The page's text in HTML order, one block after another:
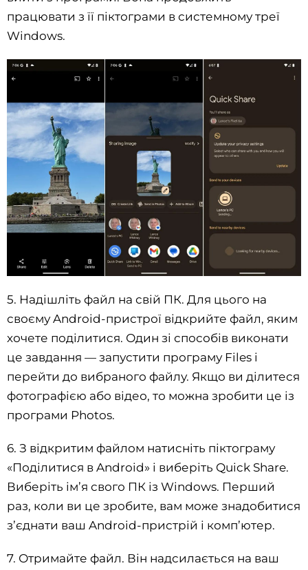
працювати з її піктограми в системному треї
Windows.
5. Надішліть файл на свій ПК. Для цього на
своєму Android-пристрої відкрийте файл, яким
хочете поділитися. Один зі способів виконати
це завдання — запустити програму Files і
перейти до вибраного файлу. Якщо ви ділитеся
фотографією або відео, то можна зробити це із
програми Photos.
6. З відкритим файлом натисніть піктограму
«Поділитися в Android» і виберіть Quick Share.
Виберіть ім’я свого ПК із Windows. Перший
раз, коли ви це зробите, вам може знадобитися
з’єднати ваш Android-пристрій і комп’ютер.
7. Отримайте файл. Він надсилається на ваш